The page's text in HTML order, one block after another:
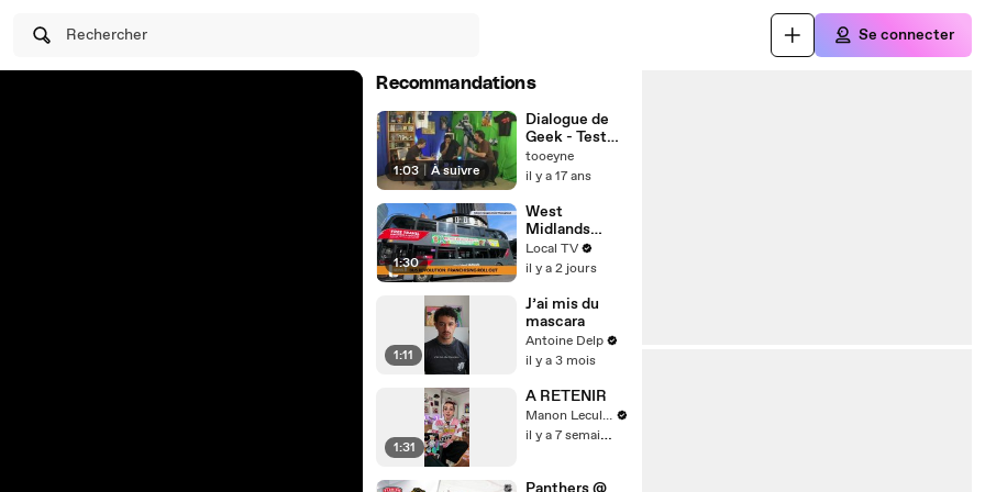
Rechercher Se connecter
Recommandations
1:03 | À suivre
Dialogue de
Geek - Test
Encodage
1Min
tooeyne
il y a 17 ans
1:30
West
Midlands
buses set for
biggest
decades
Local TV
il y a 2 jours
1:11
J’ai mis du
mascara
Antoine Delp
il y a 3 mois
1:31
A RETENIR
Manon Leculnu
il y a 7 semaines